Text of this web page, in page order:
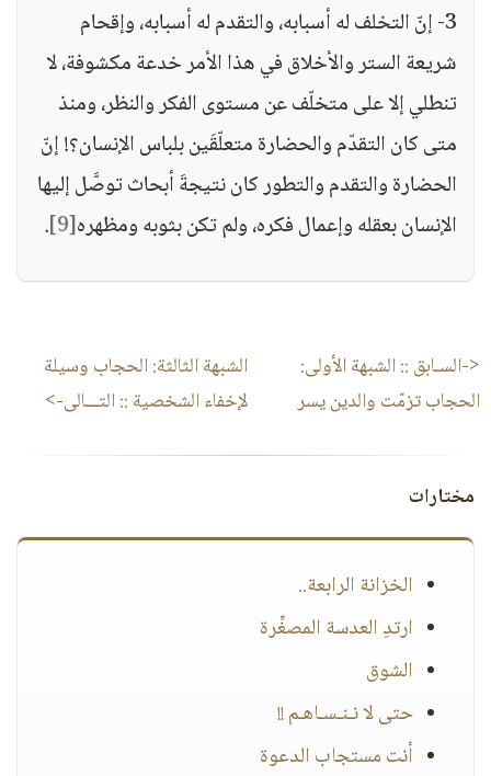
3- إنّ التخلف له أسبابه، والتقدم له أسبابه، وإقحام
شريعة الستر والأخلاق في هذا الأمر خدعة مكشوفة، لا
تنطلي إلا على متخلّف عن مستوى الفكر والنظر، ومنذ
متى كان التقدّم والحضارة متعلّقَين بلباس الإنسان؟! إنّ
الحضارة والتقدم والتطور كان نتيجةَ أبحاث توصَّل إليها
الإنسان بعقله وإعمال فكره، ولم تكن بثوبه ومظهره[9]
.
<-السـابق ::الشبهة الأولى:
الحجاب تزمّت والدين يسر
الشبهة الثالثة: الحجاب وسيلة
لإخفاء الشخصية :: التـــالى->
مختارات
الخزانة الرابعة..
ارتدِ العدسة المصغِّرة
الشوق
حتى لا نـنـسـاهـم !!
أنت مستجاب الدعوة